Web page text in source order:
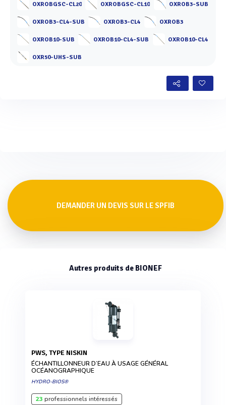
OXROBGSC-CL20 OXROBGSC-CL10 OXROB3-SUB
OXROB3-CL4-SUB OXROB3-CL4 OXROB3
OXROB10-SUB OXROB10-CL4-SUB OXROB10-CL4
OXR50-UHS-SUB
DEMANDER UN DEVIS SUR LE SPFIB
Autres produits de BIONEF
PWS, TYPE NISKIN
ÉCHANTILLONNEUR D’EAU À USAGE GÉNÉRAL
OCÉANOGRAPHIQUE
HYDRO-BIOS®
23 professionnels intéressés